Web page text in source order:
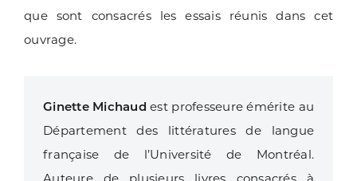
que sont consacrés les essais réunis dans cet
ouvrage.
Ginette Michaud est professeure émérite au
Département des littératures de langue
française de l’Université de Montréal.